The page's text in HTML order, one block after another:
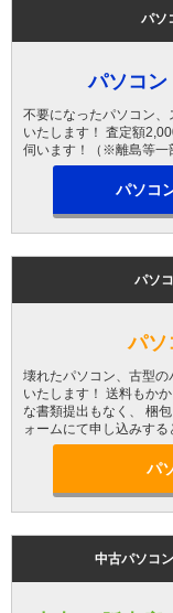
パソ
パソコン
不要になったパソコン
いたします！ 査定額
伺います！（※離島等一
パソコ
パソ
パソ
壊れたパソコン、古型
いたします！ 送料もか
な書類提出もなく、 梱
ォームにて申し込みす
パ
中古パソコ